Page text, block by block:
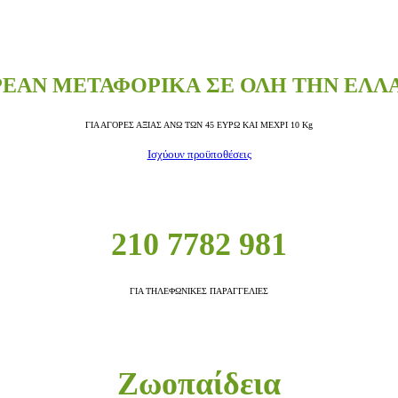
ΜΕΤΑΦΟΡΙΚΑ ΣΕ ΟΛΗ ΤΗΝ
ΓΙΑ ΑΓΟΡΕΣ ΑΞΙΑΣ ΑΝΩ ΤΩΝ 45 ΕΥΡΩ ΚΑΙ ΜΕΧΡΙ 10 Kg
Ισχύουν προϋποθέσεις
210 7782 981
ΓΙΑ ΤΗΛΕΦΩΝΙΚΕΣ ΠΑΡΑΓΓΕΛΙΕΣ
Ζωοπαίδεια